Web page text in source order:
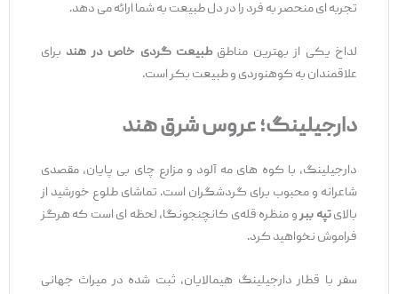
تجربه‌ ای منحصر به‌ فرد را در دل طبیعت به شما ارائه می ‌دهد.
لداخ یکی از بهترین مناطقطبیعت‌ گردی خاص در هندبرای
علاقمندان به کوهنوردی و طبیعت بکر است.
دارجیلینگ؛ عروس شرق هند
دارجیلینگ، با کوه‌ های مه ‌آلود و مزارع چای بی ‌پایان، مقصدی
شاعرانه و محبوب برای گردشگران است. تماشای طلوع خورشید از
بالایتپه ببرو منظره قله‌ی کانچنجونگا، لحظه ‌ای است که هرگز
فراموش نخواهید کرد.
سفر با قطار دارجیلینگ هیمالایان، ثبت شده در میراث جهانی